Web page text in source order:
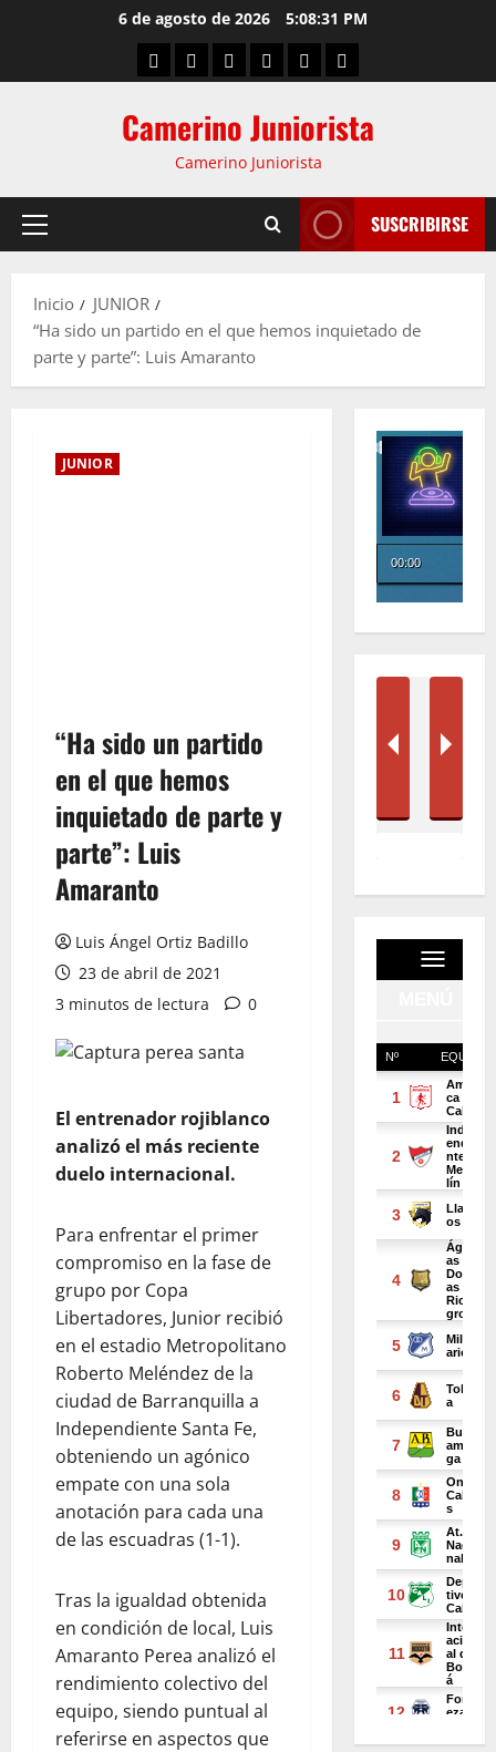
6 de agosto de 2026 5:08:32 PM
Camerino Juniorista
Camerino Juniorista
SUSCRIBIRSE
Inicio
JUNIOR
“Ha sido un partido en el que hemos inquietado de
parte y parte”: Luis Amaranto
JUNIOR
“Ha sido un partido
en el que hemos
inquietado de parte y
parte”: Luis
Amaranto
Luis Ángel Ortiz Badillo
23 de abril de 2021
3 minutos de lectura
0
El entrenador rojiblanco
analizó el más reciente
duelo internacional.
Para enfrentar el primer
compromiso en la fase de
grupo por Copa
Libertadores, Junior recibió
en el estadio Metropolitano
Roberto Meléndez de la
ciudad de Barranquilla a
Independiente Santa Fe,
obteniendo un agónico
empate con una sola
anotación para cada una
de las escuadras (1-1).
Tras la igualdad obtenida
en condición de local, Luis
Amaranto Perea analizó el
rendimiento colectivo del
equipo, siendo puntual al
referirse en aspectos que